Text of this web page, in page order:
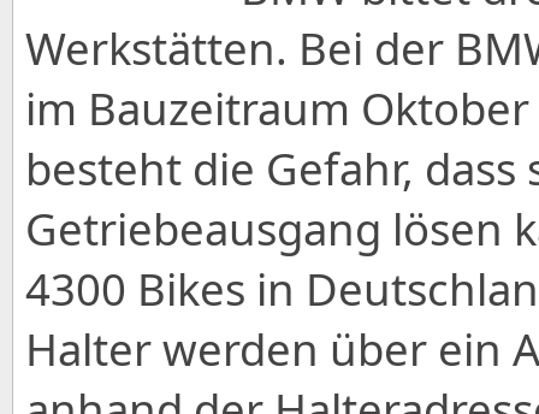
Werkstätten. Bei der
im Bauzeitraum
besteht die Gefahr,
Getriebeausgang lösen
4300 Bikes in
Halter werden über ein